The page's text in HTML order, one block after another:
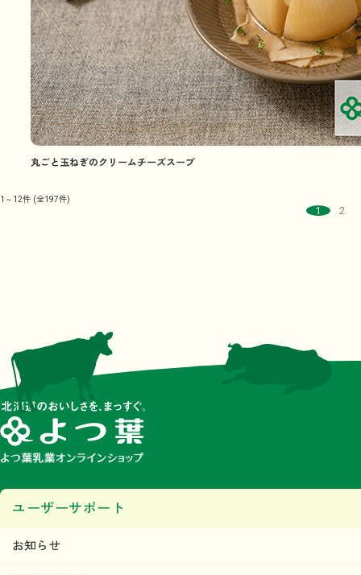
丸ごと玉ねぎのクリームチーズスープ
1～12件 (全197件)
1 2
ユーザーサポート
お知らせ